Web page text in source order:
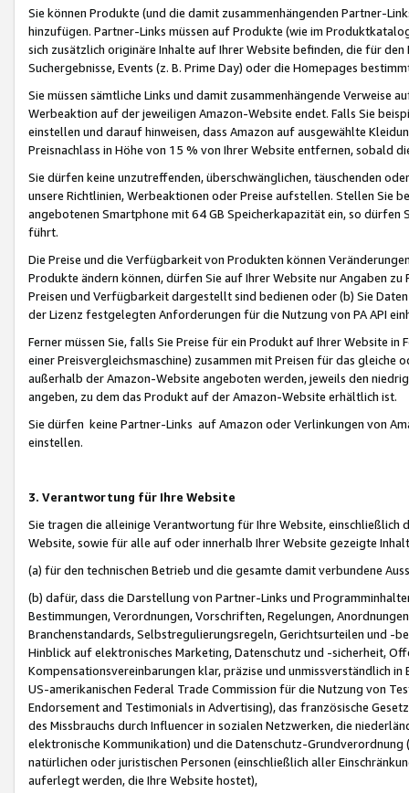
Sie können Produkte (und die damit zusammenhängenden Partner-
hinzufügen. Partner-Links müssen auf Produkte (wie im
sich zusätzlich originäre Inhalte auf Ihrer Website befinden, die für
Suchergebnisse, Events (z. B. Prime Day) oder die Homepages
Sie müssen sämtliche Links und damit zusammenhängende
Werbeaktion auf der jeweiligen Amazon-Website endet. Falls Sie
einstellen und darauf hinweisen, dass Amazon auf ausgewählte
Preisnachlass in Höhe von 15 % von Ihrer Website entfernen, sobald
Sie dürfen keine unzutreffenden, überschwänglichen, täuschenden
unsere Richtlinien, Werbeaktionen oder Preise aufstellen. Stellen Sie
angebotenen Smartphone mit 64 GB Speicherkapazität ein, so dürfen
führt.
Die Preise und die Verfügbarkeit von Produkten können
Produkte ändern können, dürfen Sie auf Ihrer Website nur Angaben
Preisen und Verfügbarkeit dargestellt sind bedienen oder (b) Sie
der Lizenz festgelegten Anforderungen für die Nutzung von PA API
Ferner müssen Sie, falls Sie Preise für ein Produkt auf Ihrer Website
einer Preisvergleichsmaschine) zusammen mit Preisen für das
außerhalb der Amazon-Website angeboten werden, jeweils den
angeben, zu dem das Produkt auf der Amazon-Website erhältlich ist.
Sie dürfen keine Partner-Links auf Amazon oder Verlinkungen von
einstellen.
3. Verantwortung für Ihre Website
Sie tragen die alleinige Verantwortung für Ihre Website,
Website, sowie für alle auf oder innerhalb Ihrer Website gezeigte
(a) für den technischen Betrieb und die gesamte damit verbundene
(b) dafür, dass die Darstellung von Partner-Links und
Bestimmungen, Verordnungen, Vorschriften, Regelungen,
Branchenstandards, Selbstregulierungsregeln, Gerichtsurteilen und -
Hinblick auf elektronisches Marketing, Datenschutz und -sicherheit,
Kompensationsvereinbarungen klar, präzise und unmissverständlich
US-amerikanischen Federal Trade Commission für die Nutzung von
Endorsement and Testimonials in Advertising), das französische
des Missbrauchs durch Influencer in sozialen Netzwerken, die
elektronische Kommunikation) und die Datenschutz-
natürlichen oder juristischen Personen (einschließlich aller
auferlegt werden, die Ihre Website hostet),